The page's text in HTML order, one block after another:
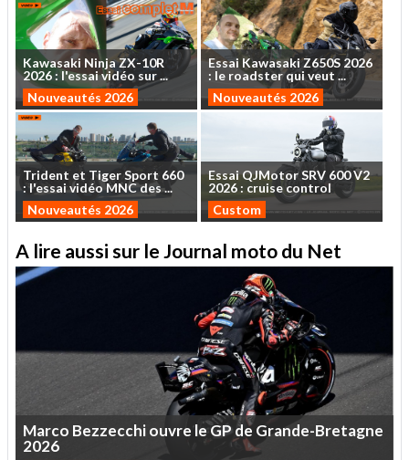
Kawasaki NinjaZX-10R
2026: l'essaividéo sur...
Nouveautés 2026
Essai KawasakiZ650S 2026
: le roadsterquiveut ...
Nouveautés 2026
Trident et TigerSport 660
: l'essaividéoMNCdes...
Nouveautés 2026
EssaiQJMotorSRV 600V2
2026 : cruise control
Custom
A lire aussi sur le Journal moto du Net
Marco Bezzecchiouvre leGPde Grande-Bretagne
2026